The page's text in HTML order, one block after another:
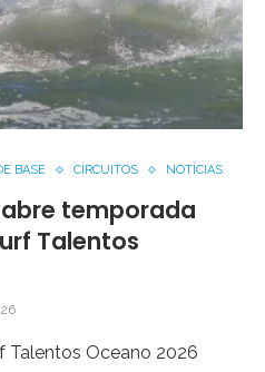
BASE CIRCUITOS NOTÍCIAS
temporada
Talentos
Talentos Oceano 2026